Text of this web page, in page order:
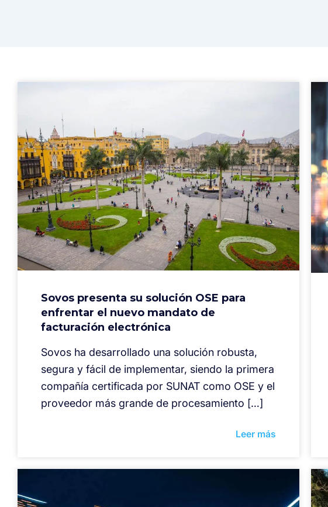
Sovos presenta su solución OSE para
enfrentar el nuevo mandato de
facturación electrónica
Sovos ha desarrollado una solución robusta,
segura y fácil de implementar, siendo la primera
compañía certificada por SUNAT como OSE y el
proveedor más grande de procesamiento […]
Leer más